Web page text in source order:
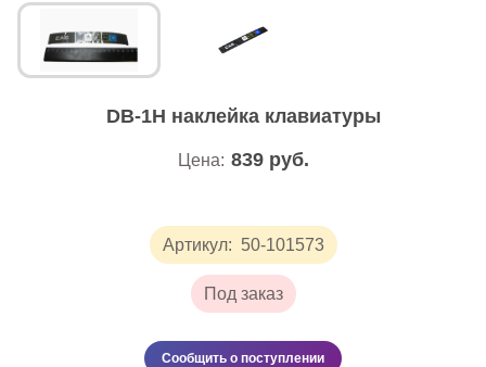
DB-1H наклейка клавиатуры
Артикул: 50-101573
Под заказ
Цена: 839 руб.
Сообщить о поступлении